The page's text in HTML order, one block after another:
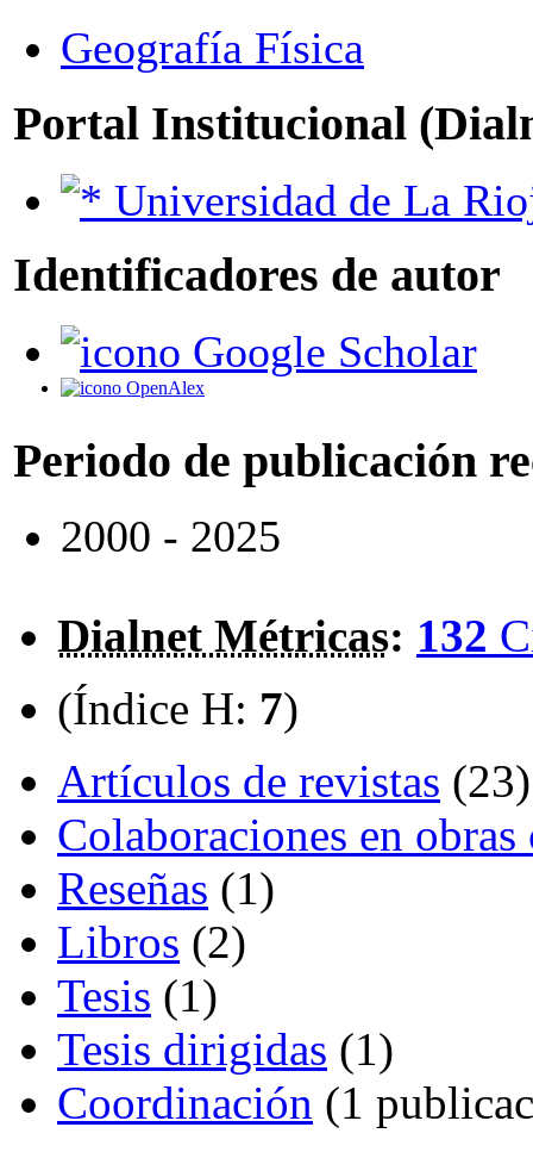
Geografía Física
Portal Institucional
Universidad de La
Identificadores de autor
Google Scholar
OpenAlex
Periodo de publicación
2000 - 2025
Dialnet Métricas: 132
(Índice H: 7)
Artículos de revistas (23)
Colaboraciones en
Reseñas (1)
Libros (2)
Tesis (1)
Tesis dirigidas (1)
Coordinación (1